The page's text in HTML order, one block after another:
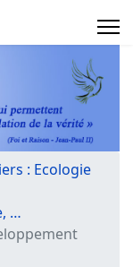
: Ecologie
…